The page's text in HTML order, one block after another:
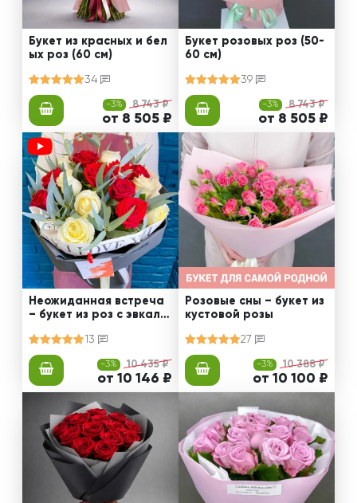
Букет из красных и бел
ых роз (60 см)
34
-3% 8 743 ₽
от 8 505 ₽
Букет розовых роз (50-
60 см)
39
-3% 8 743 ₽
от 8 505 ₽
Неожиданная встреча
– букет из роз с эвкали
13
-3% 10 435 ₽
от 10 146 ₽
Розовые сны – букет из
кустовой розы
27
-3% 10 388 ₽
от 10 100 ₽